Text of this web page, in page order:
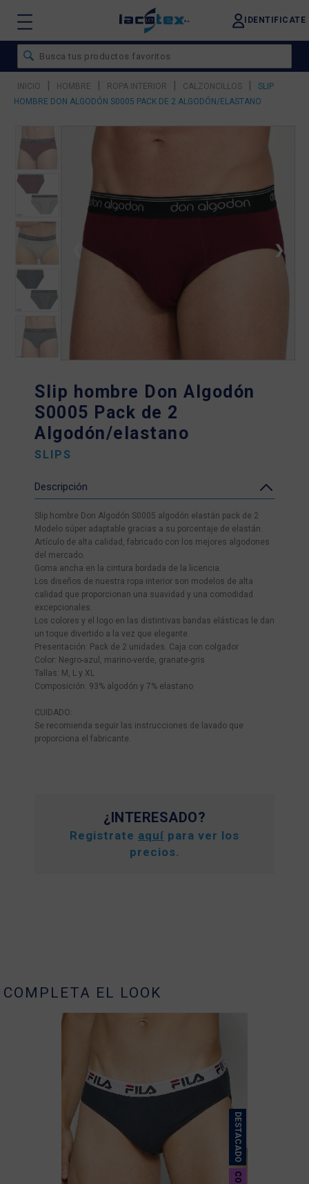
IDENTIFICATE
INICIO | HOMBRE | ROPA INTERIOR | CALZONCILLOS |
SLIP
HOMBRE DON ALGODÓN S0005 PACK DE 2 ALGODÓN/ELASTANO
❮ ❯
Slip hombre Don Algodón
S0005 Pack de 2
Algodón/elastano
SLIPS
Descripción
Slip hombre Don Algodón S0005 algodón elastán pack de 2
Modelo súper adaptable gracias a su porcentaje de elastán.
Artículo de alta calidad, fabricado con los mejores algodones
del mercado.
Goma ancha en la cintura bordada de la licencia.
Los diseños de nuestra ropa interior son modelos de alta
calidad que proporcionan una suavidad y una comodidad
excepcionales.
Los colores y el logo en las distintivas bandas elásticas le dan
un toque divertido a la vez que elegante.
Presentación: Pack de 2 unidades. Caja con colgador
Color: Negro-azul, marino-verde, granate-gris
Tallas: M, L y XL
Composición: 93% algodón y 7% elastano
CUIDADO:
Se recomienda seguir las instrucciones de lavado que
proporciona el fabricante.
¿INTERESADO?
Registrate aquí para ver los
precios.
COMPLETA EL LOOK
DESTACADO